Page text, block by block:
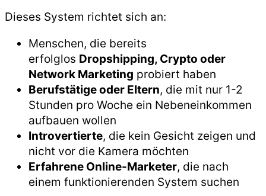
Dieses System richtet sich an:
Menschen, die bereits
erfolglos Dropshipping, Crypto oder
Network Marketing probiert haben
Berufstätige oder Eltern, die mit nur 1-2
Stunden pro Woche ein Nebeneinkommen
aufbauen wollen
Introvertierte, die kein Gesicht zeigen und
nicht vor die Kamera möchten
Erfahrene Online-Marketer, die nach
einem funktionierenden System suchen